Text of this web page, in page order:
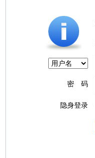
密 码
隐身登录